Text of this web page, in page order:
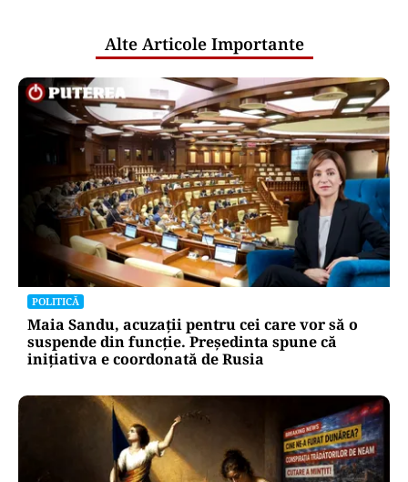
Alte Articole Importante
POLITICĂ
Maia Sandu, acuzații pentru cei care vor să o
suspende din funcție. Președinta spune că
inițiativa e coordonată de Rusia